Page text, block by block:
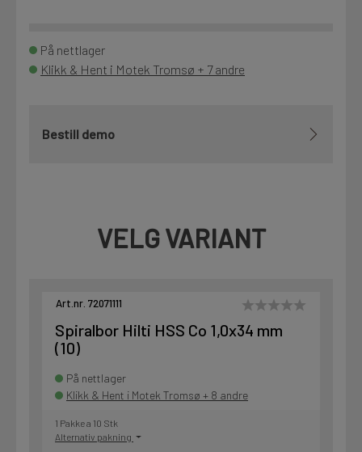
Produktnyheter
Siste nytt om dine favorittprodukter
På nettlager
Klikk & Hent i Motek Tromsø + 7 andre
Bestill demo
VELG VARIANT
Art.nr. 72071111
Spiralbor Hilti HSS Co 1,0x34 mm
(10)
På nettlager
Klikk & Hent i Motek Tromsø + 8 andre
1 Pakke a 10 Stk
Alternativ pakning